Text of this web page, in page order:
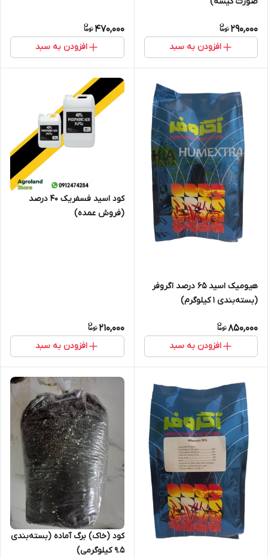
290,000
افزودن به سبد
470,000
افزودن به سبد
هیومیک اسید 65 درصد اگروفر
(بسته‌بندی 1 کیلوگرم)
850,000
افزودن به سبد
کود اسید فسفریک 40 درصد
(فروش عمده)
210,000
افزودن به سبد
کود (خاک) برگ آماده (بسته‌بندی
9.5 کیلوگرمی)